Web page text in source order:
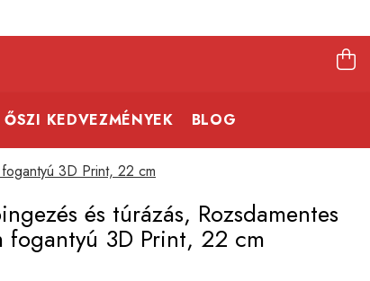
ŐSZI KEDVEZMÉNYEK BLOG
3D Print, 22 cm
és túrázás, Rozsdamentes
3D Print, 22 cm